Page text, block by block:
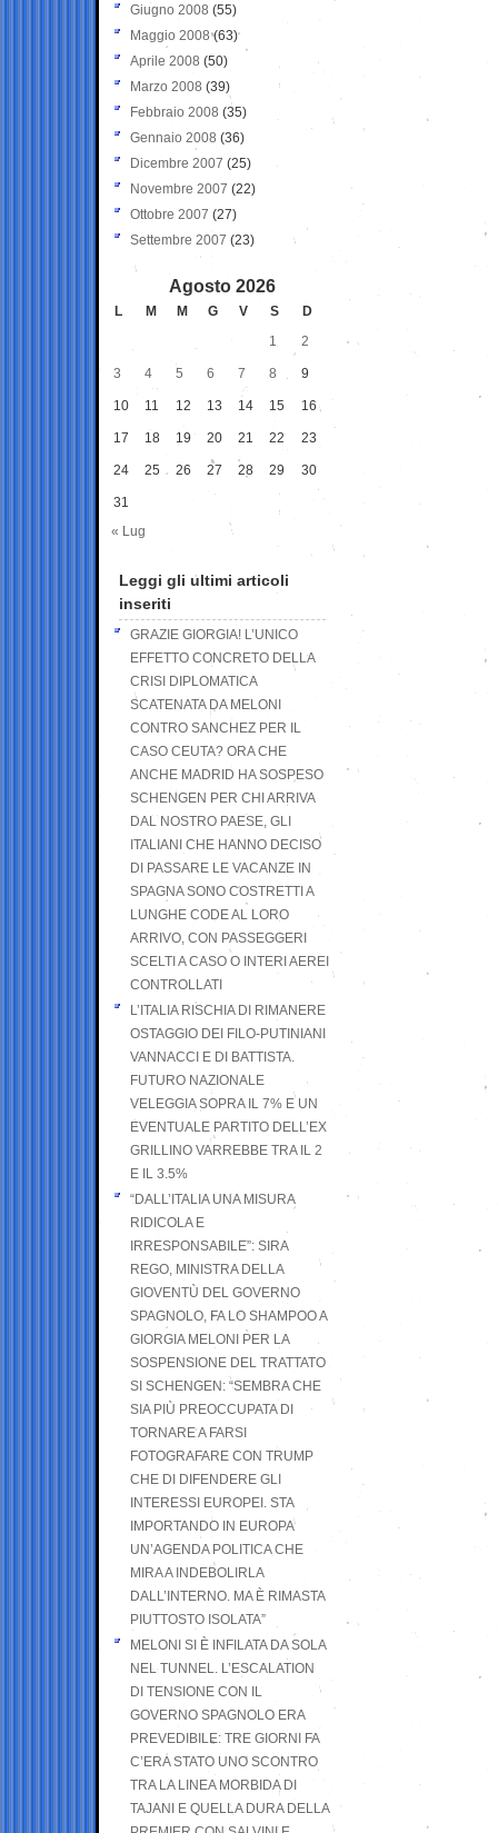
Giugno 2008 (55)
Maggio 2008(63)
Aprile 2008 (50)
Marzo 2008 (39)
Febbraio 2008 (35)
Gennaio 2008 (36)
Dicembre 2007 (25)
Novembre 2007 (22)
Ottobre 2007 (27)
Settembre 2007 (23)
Agosto 2026
L M M G V S
D
1
2
3 4 5 6 7 8 9
10 11 12 13 14 15 16
17 18 19 20 21 22 23
24 25 26 27 28 29 30
31
« Lug
Leggi gli ultimi articoli
inseriti
GRAZIE GIORGIA! L’UNICO
EFFETTO CONCRETO DELLA
CRISI DIPLOMATICA
SCATENATA DA MELONI
CONTRO SANCHEZ PER IL
CASO CEUTA? ORA CHE
ANCHE MADRID HA SOSPESO
SCHENGEN PER CHI ARRIVA
DAL NOSTRO PAESE, GLI
ITALIANI CHE HANNO DECISO
DI PASSARE LE VACANZE IN
SPAGNA SONO COSTRETTI A
LUNGHE CODE AL LORO
ARRIVO, CON PASSEGGERI
SCELTI A CASO O INTERI AEREI
CONTROLLATI
L’ITALIA RISCHIA DI RIMANERE
OSTAGGIO DEI FILO-PUTINIANI
VANNACCI E DI BATTISTA.
FUTURO NAZIONALE
VELEGGIA SOPRA IL 7% E UN
EVENTUALE PARTITO DELL’EX
GRILLINO VARREBBE TRA IL 2
E IL 3.5%
“DALL’ITALIA UNA MISURA
RIDICOLA E
IRRESPONSABILE”: SIRA
REGO, MINISTRA DELLA
GIOVENTÙ DEL GOVERNO
SPAGNOLO, FA LO SHAMPOO A
GIORGIA MELONI PER LA
SOSPENSIONE DEL TRATTATO
SI SCHENGEN: “SEMBRA CHE
SIA PIÙ PREOCCUPATA DI
TORNARE A FARSI
FOTOGRAFARE CON TRUMP
CHE DI DIFENDERE GLI
INTERESSI EUROPEI. STA
IMPORTANDO IN EUROPA
UN’AGENDA POLITICA CHE
MIRA A INDEBOLIRLA
DALL’INTERNO. MA È RIMASTA
PIUTTOSTO ISOLATA”
MELONI SI È INFILATA DA SOLA
NEL TUNNEL. L’ESCALATION
DI TENSIONE CON IL
GOVERNO SPAGNOLO ERA
PREVEDIBILE: TRE GIORNI FA
C’ERA STATO UNO SCONTRO
TRA LA LINEA MORBIDA DI
TAJANI E QUELLA DURA DELLA